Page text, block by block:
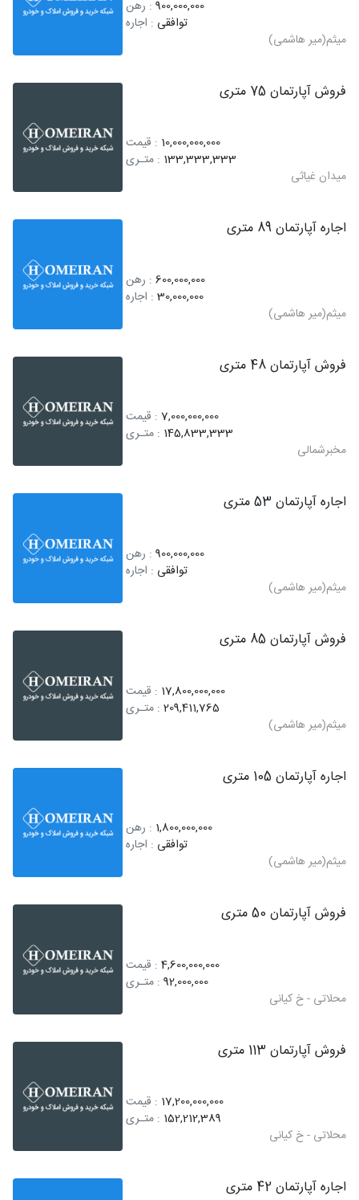
900,000,000 : رهن
توافقی : اجاره
میثم(میر هاشمی)
فروش آپارتمان 75 متری
10,000,000,000 : قیمت
133,333,333 : متـری
میدان غیاثی
اجاره آپارتمان 89 متری
600,000,000 : رهن
30,000,000 : اجاره
میثم(میر هاشمی)
فروش آپارتمان 48 متری
7,000,000,000 : قیمت
145,833,333 : متـری
مخبرشمالی
اجاره آپارتمان 53 متری
900,000,000 : رهن
توافقی : اجاره
میثم(میر هاشمی)
فروش آپارتمان 85 متری
17,800,000,000 : قیمت
209,411,765 : متـری
میثم(میر هاشمی)
اجاره آپارتمان 105 متری
1,800,000,000 : رهن
توافقی : اجاره
میثم(میر هاشمی)
فروش آپارتمان 50 متری
4,600,000,000 : قیمت
92,000,000 : متـری
محلاتی - خ کیانی
فروش آپارتمان 113 متری
17,200,000,000 : قیمت
152,212,389 : متـری
محلاتی - خ کیانی
اجاره آپارتمان 42 متری